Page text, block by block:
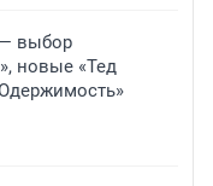
— выбор
новые «Тед